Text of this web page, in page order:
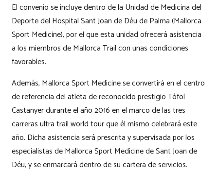
El convenio se incluye dentro de la Unidad de Medicina del
Deporte del Hospital Sant Joan de Déu de Palma (Mallorca
Sport Medicine), por el que esta unidad ofrecerá asistencia
a los miembros de Mallorca Trail con unas condiciones
favorables.
Además, Mallorca Sport Medicine se convertirá en el centro
de referencia del atleta de reconocido prestigio Tòfol
Castanyer durante el año 2016 en el marco de las tres
carreras ultra trail world tour que él mismo celebrará este
año. Dicha asistencia será prescrita y supervisada por los
especialistas de Mallorca Sport Medicine de Sant Joan de
Déu, y se enmarcará dentro de su cartera de servicios.